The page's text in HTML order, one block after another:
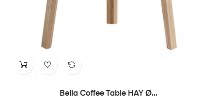
Bella Coffee Table HAY Ø...